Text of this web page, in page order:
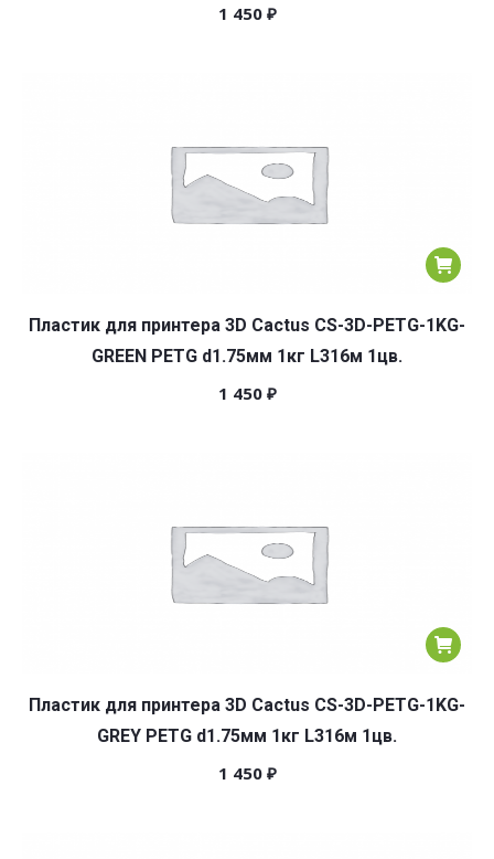
1 450 ₽
Пластик для принтера 3D Cactus CS-3D-PETG-1KG-
GREEN PETG d1.75мм 1кг L316м 1цв.
1 450 ₽
Пластик для принтера 3D Cactus CS-3D-PETG-1KG-
GREY PETG d1.75мм 1кг L316м 1цв.
1 450 ₽